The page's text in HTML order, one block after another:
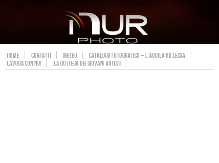
HOME CONTATTI METEO
CATALOGO FOTOGRAFICO – L’AQUILA RIFLESSA
LAVORA CON NOI
LA BOTTEGA DEI GIOVANI ARTISTI